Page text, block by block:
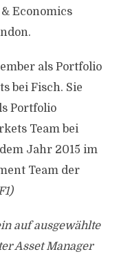
Economics
als Portfolio
bei Fisch. Sie
Portfolio
Team bei
Jahr 2015 im
Team der
auf ausgewählte
Asset Manager